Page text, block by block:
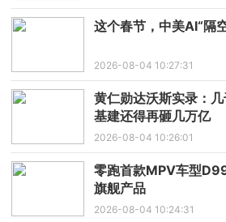
这个春节，中美AI“隔
2026-08-04 10:27:31
黄仁勋达沃斯实录：
基建还得再砸几万亿
2026-08-04 10:26:01
零跑首款MPV车型
旗舰产品
2026-08-04 10:24:31